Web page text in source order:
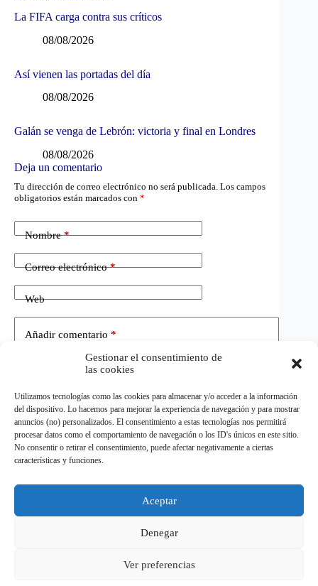
Gestionar el consentimiento de
las cookies
Utilizamos tecnologías como las cookies para almacenar y/o acceder a la información
del dispositivo. Lo hacemos para mejorar la experiencia de navegación y para mostrar
anuncios (no) personalizados. El consentimiento a estas tecnologías nos permitirá
procesar datos como el comportamiento de navegación o los ID's únicos en este sitio.
No consentir o retirar el consentimiento, puede afectar negativamente a ciertas
características y funciones.
Aceptar
Denegar
Ver preferencias
La FIFA carga contra sus críticos
08/08/2026
Así vienen las portadas del día
08/08/2026
Galán se venga de Lebrón: victoria y final en Londres
08/08/2026
Deja un comentario
Tu dirección de correo electrónico no será publicada. Los campos
obligatorios están marcados con *
Nombre*
Correo electrónico*
Web
Añadir comentario *
Publicar el comentario
Todos los derechos reservados.